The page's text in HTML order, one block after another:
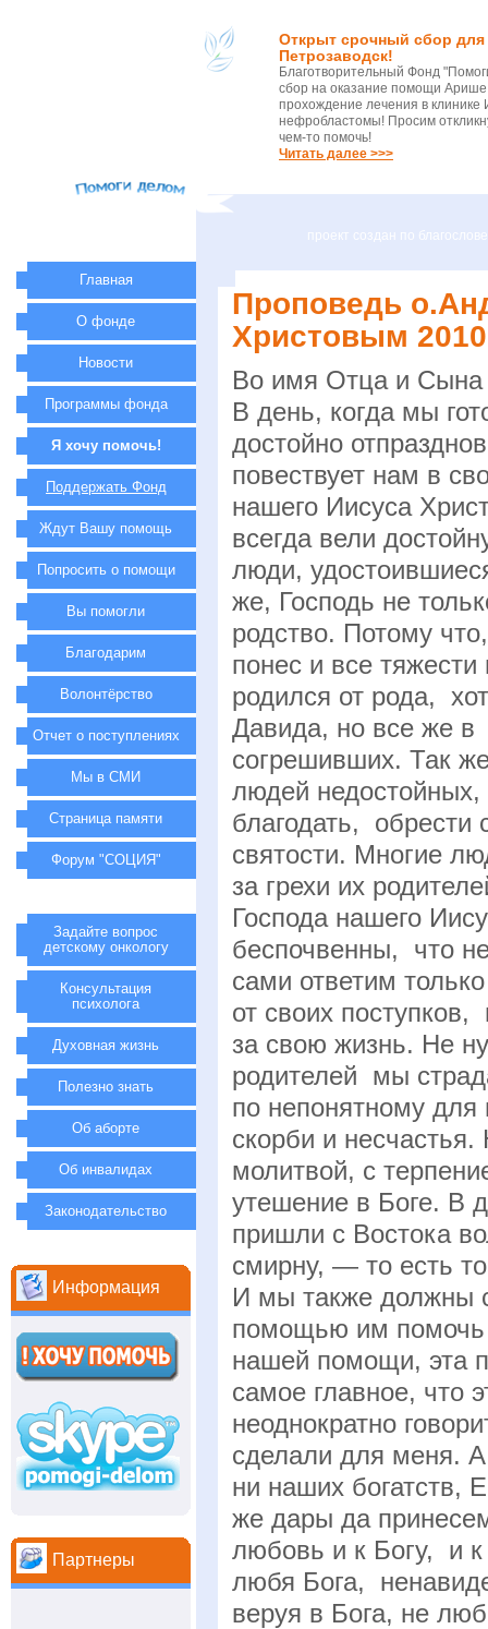
Открыт срочный сбор
Петрозаводск!
Благотворительный Фонд
сбор на оказание помощи Арише
прохождение лечения в клинике
нефробластомы! Просим
чем-то помочь!
Читать далее >>>
проект создан по
Проповедь
Христовым 2010
Во имя Отца и Сына
В день, когда мы
достойно
повествует нам в
нашего Иисуса
всегда вели
люди,
же, Господь не
родство. Потому
понес и все
родился от рода,
Давида, но все же в
согрешивших. Так
людей
благодать, обрести
святости. Многие
за грехи их
Господа нашего
беспочвенны, что
сами ответим
от своих
за свою жизнь. Не
родителей мы
по непонятному
скорби и
молитвой, с
утешение в Боге. В
пришли с Востока
смирну, — то есть
И мы также должны
помощью им помочь
нашей помощи, эта
самое главное, что
неоднократно
сделали для меня.
ни наших богатств,
же дары да
любовь и к Богу, и
любя Бога,
веруя в Бога, не
Главная
О фонде
Новости
Программы фонда
Я хочу помочь!
Поддержать Фонд
Ждут Вашу помощь
Попросить о помощи
Вы помогли
Благодарим
Волонтёрство
Отчет о поступлениях
Мы в СМИ
Страница памяти
Форум "СОЦИЯ"
Задайте вопрос
детскому онкологу
Консультация
психолога
Духовная жизнь
Полезно знать
Об аборте
Об инвалидах
Законодательство
Информация
Партнеры